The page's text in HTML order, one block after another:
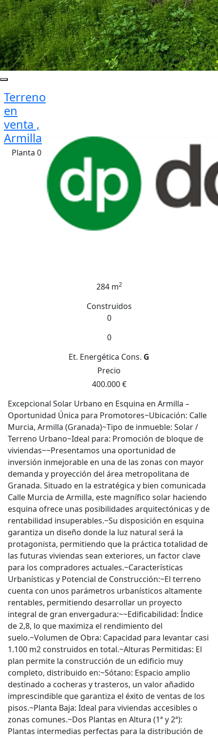
Terreno
en
venta ,
Armilla
Planta 0
284 m2
Construidos
0
0
Et. Energética Cons. G
Precio
400.000 €
Excepcional Solar Urbano en Esquina en Armilla –
Oportunidad Única para Promotores~Ubicación: Calle
Murcia, Armilla (Granada)~Tipo de inmueble: Solar /
Terreno Urbano~Ideal para: Promoción de bloque de
viviendas~~Presentamos una oportunidad de
inversión inmejorable en una de las zonas con mayor
demanda y proyección del área metropolitana de
Granada. Situado en la estratégica y bien comunicada
Calle Murcia de Armilla, este magnífico solar haciendo
esquina ofrece unas posibilidades arquitectónicas y de
rentabilidad insuperables.~Su disposición en esquina
garantiza un diseño donde la luz natural será la
protagonista, permitiendo que la práctica totalidad de
las futuras viviendas sean exteriores, un factor clave
para los compradores actuales.~Características
Urbanísticas y Potencial de Construcción:~El terreno
cuenta con unos parámetros urbanísticos altamente
rentables, permitiendo desarrollar un proyecto
integral de gran envergadura:~~Edificabilidad: Índice
de 2,8, lo que maximiza el rendimiento del
suelo.~Volumen de Obra: Capacidad para levantar casi
1.100 m2 construidos en total.~Alturas Permitidas: El
plan permite la construcción de un edificio muy
completo, distribuido en:~Sótano: Espacio amplio
destinado a cocheras y trasteros, un valor añadido
imprescindible que garantiza el éxito de ventas de los
pisos.~Planta Baja: Ideal para viviendas accesibles o
zonas comunes.~Dos Plantas en Altura (1ª y 2ª):
Plantas intermedias perfectas para la distribución de